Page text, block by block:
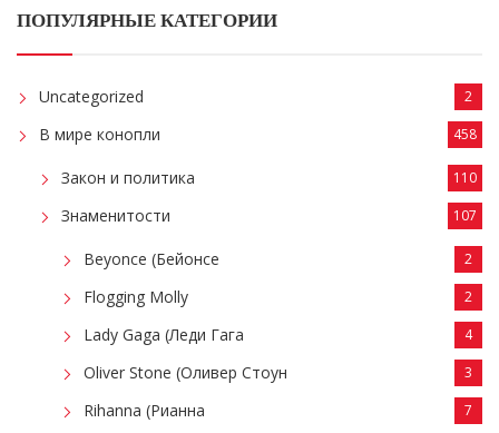
ПОПУЛЯРНЫЕ КАТЕГОРИИ
Uncategorized 2
В мире конопли 458
Закон и политика 110
Знаменитости 107
Beyonce (Бейонсе 2
Flogging Molly 2
Lady Gaga (Леди Гага 4
Oliver Stone (Оливер Стоун 3
Rihanna (Рианна 7